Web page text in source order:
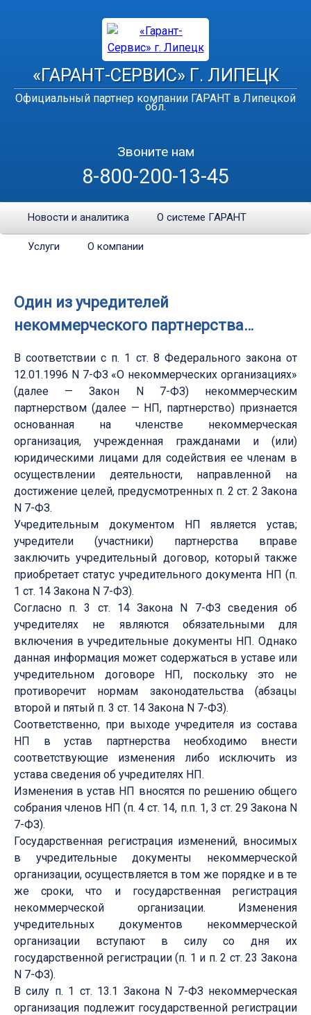
«ГАРАНТ-СЕРВИС» Г. ЛИПЕЦК
Официальный партнер компании ГАРАНТ в Липецкой
обл.
Звоните нам
8-800-200-13-45
Новости и аналитика О системе ГАРАНТ
Услуги О компании
Один из учредителей
некоммерческого партнерства…
В соответствии с п. 1 ст. 8 Федерального закона от
12.01.1996 N 7-ФЗ «О некоммерческих организациях»
(далее — Закон N 7-ФЗ) некоммерческим
партнерством (далее — НП, партнерство) признается
основанная на членстве некоммерческая
организация, учрежденная гражданами и (или)
юридическими лицами для содействия ее членам в
осуществлении деятельности, направленной на
достижение целей, предусмотренных п. 2 ст. 2 Закона
N 7-ФЗ.
Учредительным документом НП является устав;
учредители (участники) партнерства вправе
заключить учредительный договор, который также
приобретает статус учредительного документа НП (п.
1 ст. 14 Закона N 7-ФЗ).
Согласно п. 3 ст. 14 Закона N 7-ФЗ сведения об
учредителях не являются обязательными для
включения в учредительные документы НП. Однако
данная информация может содержаться в уставе или
учредительном договоре НП, поскольку это не
противоречит нормам законодательства (абзацы
второй и пятый п. 3 ст. 14 Закона N 7-ФЗ).
Соответственно, при выходе учредителя из состава
НП в устав партнерства необходимо внести
соответствующие изменения либо исключить из
устава сведения об учредителях НП.
Изменения в устав НП вносятся по решению общего
собрания членов НП (п. 4 ст. 14, п.п. 1, 3 ст. 29 Закона N
7-ФЗ).
Государственная регистрация изменений, вносимых
в учредительные документы некоммерческой
организации, осуществляется в том же порядке и в те
же сроки, что и государственная регистрация
некоммерческой организации. Изменения
учредительных документов некоммерческой
организации вступают в силу со дня их
государственной регистрации (п. 1 и п. 2 ст. 23 Закона
N 7-ФЗ).
В силу п. 1 ст. 13.1 Закона N 7-ФЗ некоммерческая
организация подлежит государственной регистрации